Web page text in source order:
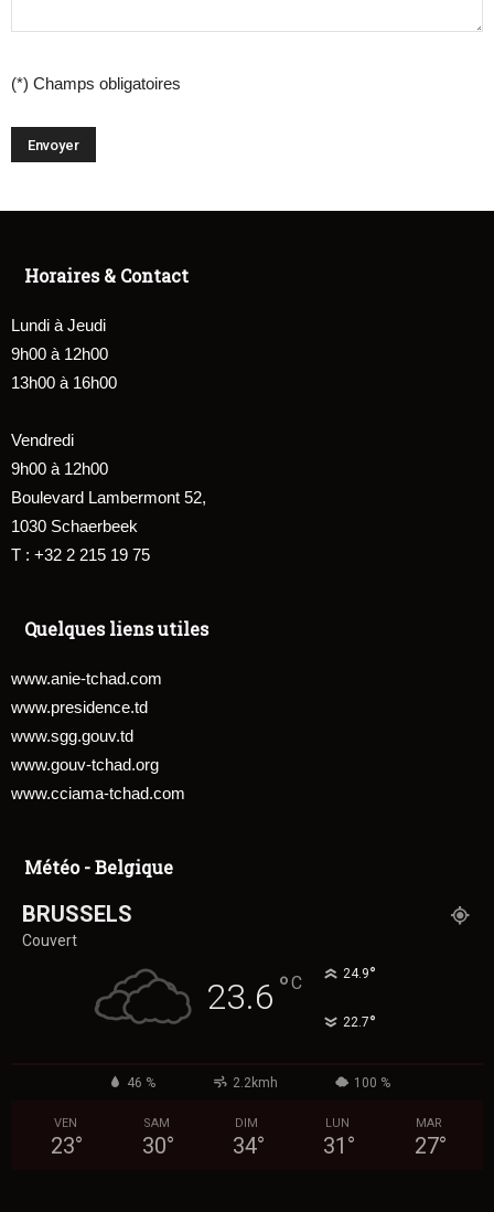
(*) Champs obligatoires
Horaires & Contact
Lundi à Jeudi
9h00 à 12h00
13h00 à 16h00
Vendredi
9h00 à 12h00
Boulevard Lambermont 52,
1030 Schaerbeek
T : +32 2 215 19 75
Quelques liens utiles
www.anie-tchad.com
www.presidence.td
www.sgg.gouv.td
www.gouv-tchad.org
www.cciama-tchad.com
Météo - Belgique
BRUSSELS
Couvert
23.6 °C 24.9°
22.7°
46 % 2.2kmh 100 %
VEN
23°
SAM
30°
DIM
34°
LUN
31 °
MAR
27°